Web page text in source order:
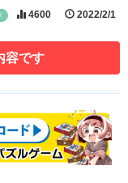
4600 2022/2/1
容です